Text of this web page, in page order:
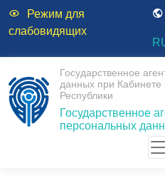
Режим для
слабовидящих
Государственное
данных при Кабинете
Республики
Государственное
персональных